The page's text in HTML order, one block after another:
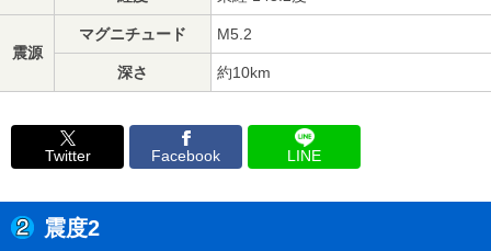
震源
マグニチュード M5.2
深さ 約10km
Twitter Facebook LINE
震度2